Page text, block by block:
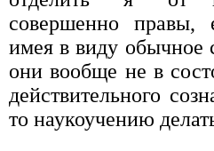
совершенно правы,
имея в виду обычное
они вообще не в
действительного
то наукоучению